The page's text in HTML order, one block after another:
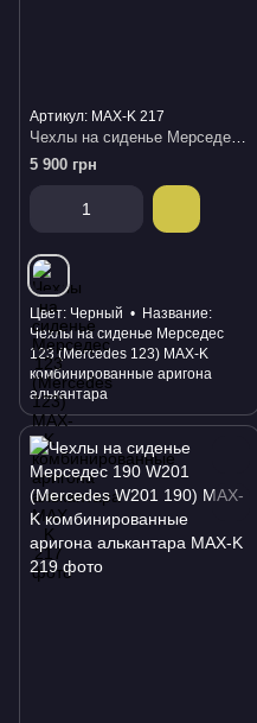
Артикул: MAX-K 217
Чехлы на сиденье Мерседес 123 (Mercedes 123) MAX-K комбинированные аригона алькантара
5 900 грн
Цвет Черный
Название
Чехлы на сиденье Мерседес
123 (Mercedes 123) MAX-K
комбинированные аригона
алькантара